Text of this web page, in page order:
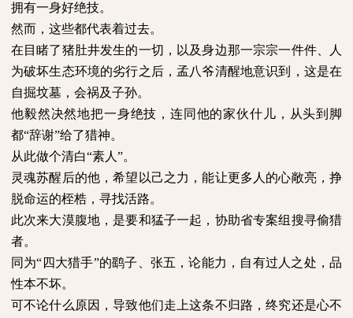
拥有一身好绝技。
然而，这些都代表着过去。
在目睹了猪肚井发生的一切，以及身边那一宗宗一件件、人
为破坏生态环境的劣行之后，孟八爷清醒地意识到，这是在
自掘坟墓，会祸及子孙。
他毅然决然地把一身绝技，连同他的家伙什儿，从头到脚
都“辞谢”给了猎神。
从此做个清白“素人”。
灵魂苏醒后的他，希望以己之力，能让更多人的心敞亮，挣
脱命运的桎梏，寻找活路。
此次来大漠腹地，是要和猛子一起，协助省专案组搜寻偷猎
者。
同为“四大猎手”的鹞子、张五，论能力，自有过人之处，品
性本不坏。
可不论什么原因，导致他们走上这条不归路，终究还是心不